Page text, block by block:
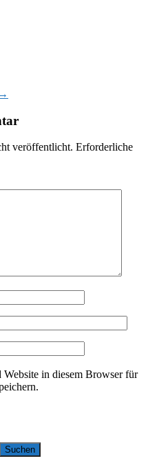
veröffentlicht. Erforderliche
in diesem Browser für
Suchen